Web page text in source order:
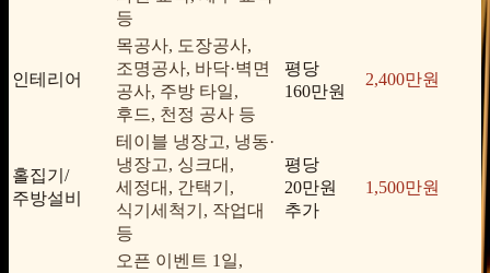
등
인테리어
목공사, 도장공사,
조명공사, 바닥·벽면
공사, 주방 타일,
후드, 천정 공사 등
평당
160만원
2,400만원
홀집기/
주방설비
테이블 냉장고, 냉동·
냉장고, 싱크대,
세정대, 간택기,
식기세척기, 작업대
등
평당
20만원
추가
1,500만원
오픈 이벤트 1일,